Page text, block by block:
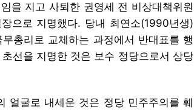
을 지고 사퇴한 권영세 전 비상대책위원
으로 지명했다. 당내 최연소(1990년생)
총리로 교체하는 과정에서 반대표를 행
선을 지명한 것은 보수 정당으로서 상당
얼굴로 내세운 것은 정당 민주주의를 훼